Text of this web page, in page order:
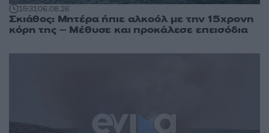
15:3106.08.26
Σκιάθος: Μητέρα ήπιε αλκοόλ με την 15χρονη
κόρη της – Μέθυσε και προκάλεσε επεισόδια